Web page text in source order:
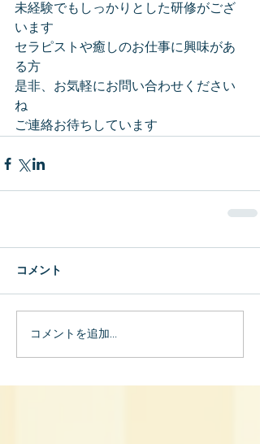
未経験でもしっかりとした研修がござ
います
セラピストや癒しのお仕事に興味があ
る方
是非、お気軽にお問い合わせください
ね
ご連絡お待ちしています
コメント
コメントを追加…